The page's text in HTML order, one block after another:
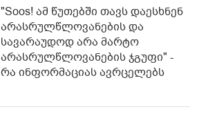
"Soos! ამ წუთებში თავს დაესხნენ
არასრულწლოვანების და
სავარაუდოდ არა მარტო
არასრულწლოვანების ჯგუფი" -
რა ინფორმაციას ავრცელებს